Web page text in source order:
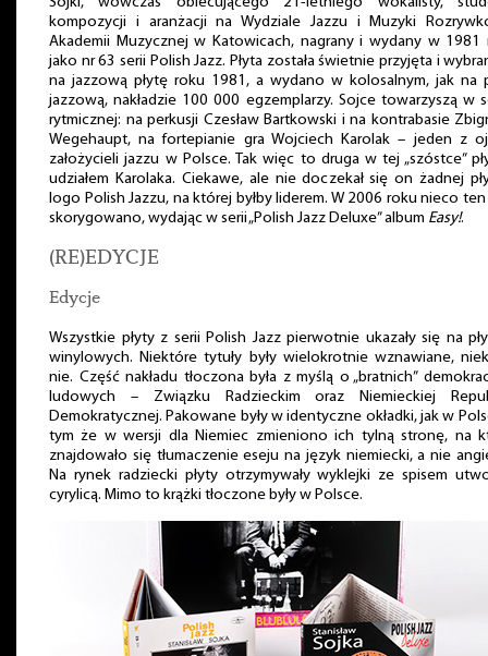
kompozycji i aranżacji na Wydziale Jazzu i Muzyki
Akademii Muzycznej w Katowicach, nagrany i wydany w 1981
jako nr 63 serii Polish Jazz. Płyta została świetnie przyjęta i
na jazzową płytę roku 1981, a wydano w kolosalnym, jak na
jazzową, nakładzie 100 000 egzemplarzy. Sojce towarzyszą w
rytmicznej: na perkusji Czesław Bartkowski i na kontrabasie
Wegehaupt, na fortepianie gra Wojciech Karolak – jeden z
założycieli jazzu w Polsce. Tak więc to druga w tej „szóstce”
udziałem Karolaka. Ciekawe, ale nie doczekał się on żadnej
logo Polish Jazzu, na której byłby liderem. W 2006 roku nieco ten
skorygowano, wydając w serii „Polish Jazz Deluxe” album Easy!.
(RE)EDYCJE
Edycje
Wszystkie płyty z serii Polish Jazz pierwotnie ukazały się na
winylowych. Niektóre tytuły były wielokrotnie wznawiane,
nie. Część nakładu tłoczona była z myślą o „bratnich”
ludowych – Związku Radzieckim oraz Niemieckiej
Demokratycznej. Pakowane były w identyczne okładki, jak w
tym że w wersji dla Niemiec zmieniono ich tylną stronę, na
znajdowało się tłumaczenie eseju na język niemiecki, a nie
Na rynek radziecki płyty otrzymywały wyklejki ze spisem
cyrylicą. Mimo to krążki tłoczone były w Polsce.